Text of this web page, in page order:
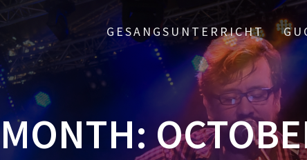
GESANGSUNTERRICHT
MONTH: